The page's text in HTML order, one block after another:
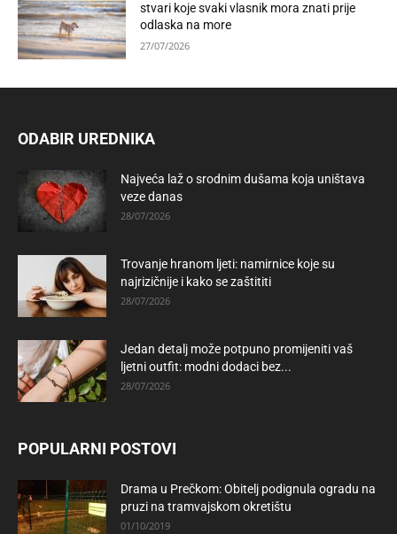
stvari koje svaki vlasnik mora znati prije
odlaska na more
27/07/2026
ODABIR UREDNIKA
Najveća laž o srodnim dušama koja uništava
veze danas
28/07/2026
Trovanje hranom ljeti: namirnice koje su
najrizičnije i kako se zaštititi
28/07/2026
Jedan detalj može potpuno promijeniti vaš
ljetni outfit: modni dodaci bez...
28/07/2026
POPULARNI POSTOVI
Drama u Prečkom: Obitelj podignula ogradu na
pruzi na tramvajskom okretištu
01/10/2019